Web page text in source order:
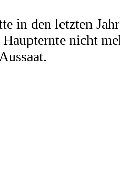
in den letzten
nicht